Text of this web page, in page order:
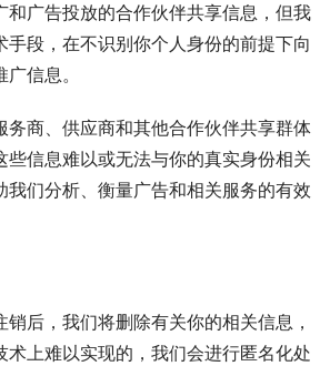
和广告投放的合作伙伴共享信息，但我
手段，在不识别你个人身份的前提下向
信息。
务商、供应商和其他合作伙伴共享群体
些信息难以或无法与你的真实身份相关
我们分析、衡量广告和相关服务的有效
后，我们将删除有关你的相关信息，
术上难以实现的，我们会进行匿名化处